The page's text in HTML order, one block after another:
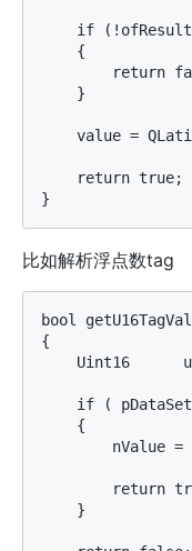
if
    {
return
    }
value =
    return true;
比如解析浮点数tag
bool
{
    Uint16	uint16 = 0;
if (
    {
nValue =
return
    }